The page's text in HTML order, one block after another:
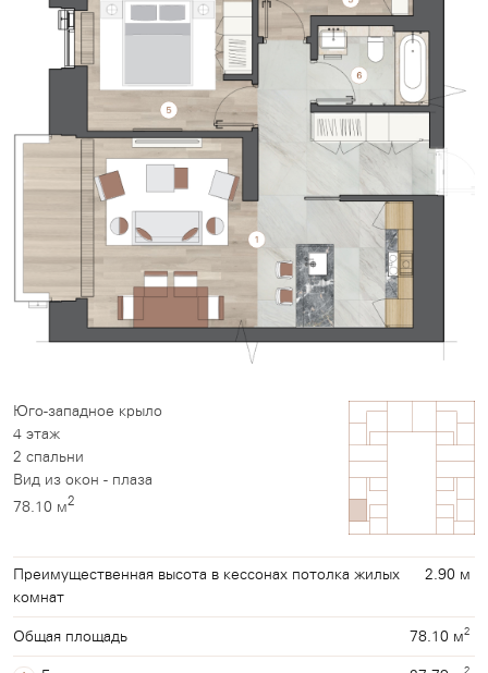
Юго-западное крыло
4 этаж
2 спальни
Вид из окон - плаза
78.10 м2
Преимущественная высота в кессонах потолка жилых
комнат
2.90 м
Общая площадь 78.10 м2
2